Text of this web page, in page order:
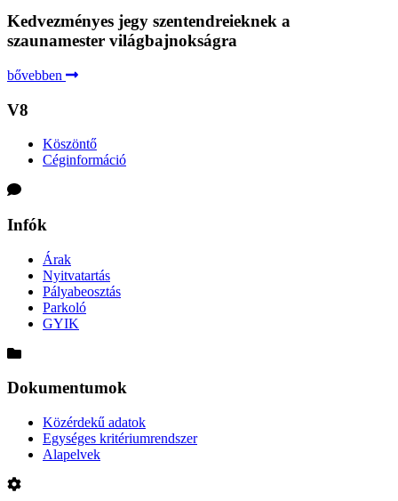
Kedvezményes jegy szentendreieknek a
szaunamester világbajnokságra
bővebben
V8
Köszöntő
Céginformáció
Infók
Árak
Nyitvatartás
Pályabeosztás
Parkoló
GYIK
Dokumentumok
Közérdekű adatok
Egységes kritériumrendszer
Alapelvek